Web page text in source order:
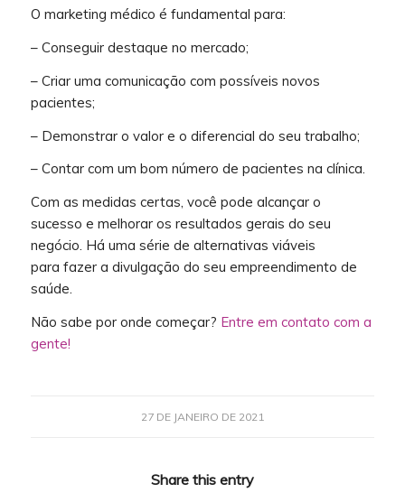
O marketing médico é fundamental para:
– Conseguir destaque no mercado;
– Criar uma comunicação com possíveis novos
pacientes;
– Demonstrar o valor e o diferencial do seu trabalho;
– Contar com um bom número de pacientes na clínica.
Com as medidas certas, você pode alcançar o
sucesso e melhorar os resultados gerais do seu
negócio. Há uma série de alternativas viáveis
para fazer a divulgação do seu empreendimento de
saúde.
Não sabe por onde começar? Entre em contato com a
gente!
27 DE JANEIRO DE 2021
Share this entry